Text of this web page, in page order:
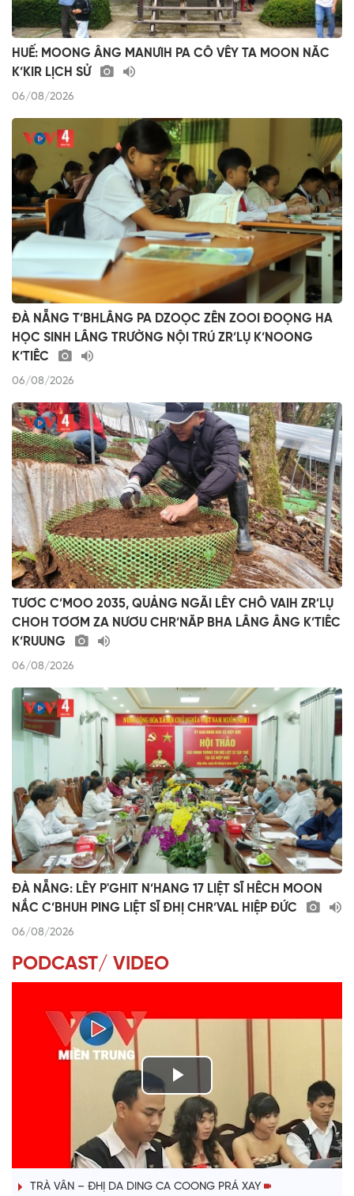
HUẾ: MOONG ÂNG MANƯIH PA CÔ VÊY TA MOON NĂC
K’KIR LỊCH SỬ
06/08/2026
ĐÀ NẴNG T’BHLÂNG PA DZOỌC ZÊN ZOOI ĐOỌNG HA
HỌC SINH LÂNG TRƯỜNG NỘI TRÚ ZR’LỤ K’NOONG
K’TIÊC
06/08/2026
TƯƠC C’MOO 2035, QUẢNG NGÃI LÊY CHÔ VAIH ZR’LỤ
CHOH TƠƠM ZA NƯƠU CHR’NĂP BHA LÂNG ÂNG K’TIÊC
K’RUUNG
06/08/2026
ĐÀ NẴNG: LÊY P'GHIT N’HANG 17 LIỆT SĨ HÊCH MOON
NẮC C’BHUH PING LIỆT SĨ ĐHỊ CHR’VAL HIỆP ĐỨC
06/08/2026
PODCAST/ VIDEO
P
l
a
VÀI PHÚT DÀNH CHO QUẢNG BÁ
TRÀ VÂN – ĐHỊ DA DING CA COONG PRÁ XAY